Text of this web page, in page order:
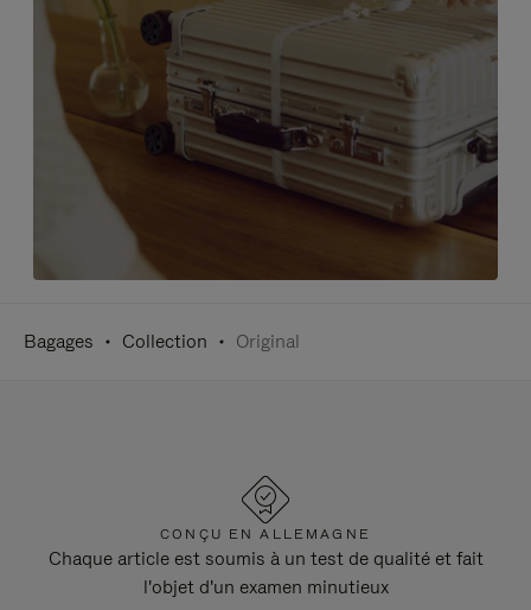
Bagages Collection Original
CONÇU EN ALLEMAGNE
Chaque article est soumis à un test de qualité et fait
l'objet d'un examen minutieux